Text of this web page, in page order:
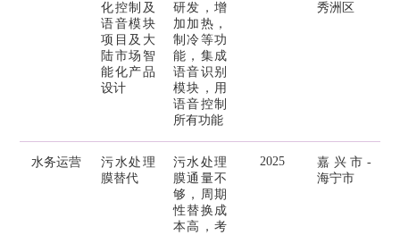
化控制及
语音模块
项目及大
陆市场智
能化产品
设计
研发，增
加加热，
制冷等功
能，集成
语音识别
模块，用
语音控制
所有功能
秀洲区
水务运营
污水处理
膜替代
污水处理
膜通量不
够，周期
性替换成
本高，考
2025
嘉兴市-
海宁市